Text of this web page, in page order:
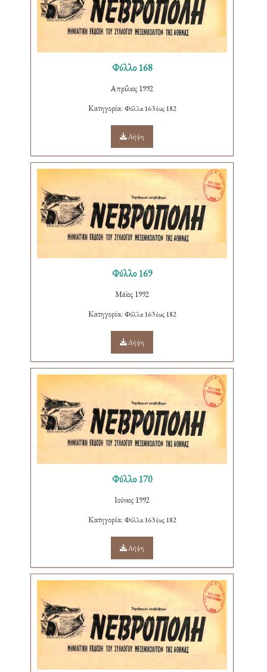
Φύλλο 168
Απρίλιος 1992
Κατηγορία: Φύλλα 163 έως 182
Λήψη
Φύλλο 169
Μάϊος 1992
Κατηγορία: Φύλλα 163 έως 182
Λήψη
Φύλλο 170
Ιούνιος 1992
Κατηγορία: Φύλλα 163 έως 182
Λήψη